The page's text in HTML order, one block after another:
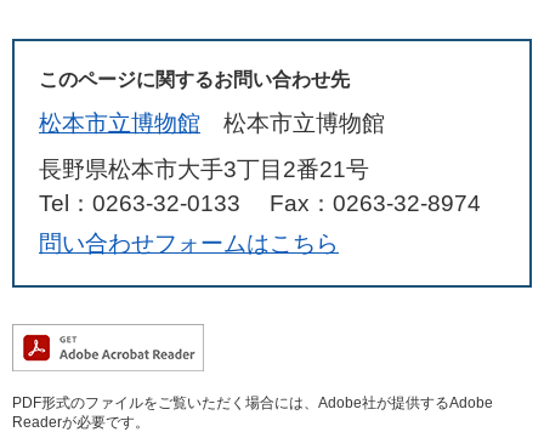
このページに関するお問い合わせ先
松本市立博物館
松本市立博物館
長野県松本市大手3丁目2番21号
Tel：0263-32-0133
Fax：0263-32-8974
問い合わせフォームはこちら
PDF形式のファイルをご覧いただく場合には、Adobe社が提供するAdobe
Readerが必要です。